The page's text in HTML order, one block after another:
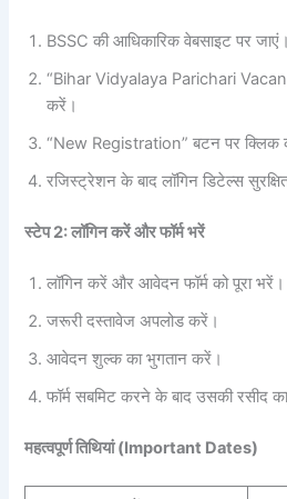
BSSC की आधिकारिक वेबसाइट पर जाएं।
“Bihar Vidyalaya Parichari
करें।
“New Registration” बटन पर क्लिक
रजिस्ट्रेशन के बाद लॉगिन डिटेल्स
स्टेप 2: लॉगिन करें और फॉर्म भरें
लॉगिन करें और आवेदन फॉर्म को पूरा भरें।
जरूरी दस्तावेज अपलोड करें।
आवेदन शुल्क का भुगतान करें।
फॉर्म सबमिट करने के बाद उसकी रसीद
महत्वपूर्ण तिथियां (Important Dates)